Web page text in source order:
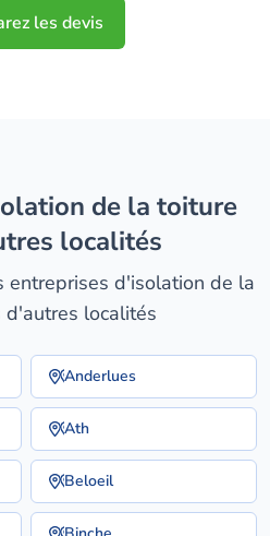
les devis
localités
entreprises d'isolation de la
localités
Anderlues
Ath
Beloeil